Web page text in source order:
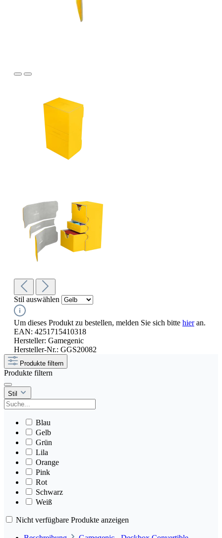
Stil auswählen
Um dieses Produkt zu bestellen, melden Sie sich bitte hieran.
EAN: 4251715410318
Hersteller: Gamegenic
Hersteller-Nr.: GGS20082
Produkte filtern
Produkte filtern
Stil
Blau
Gelb
Grün
Lila
Orange
Pink
Rot
Schwarz
Weiß
Nicht verfügbare Produkte anzeigen